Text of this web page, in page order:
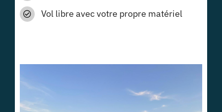
Vol libre avec votre propre matériel